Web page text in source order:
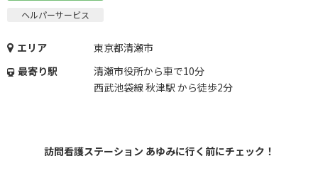
ヘルパーサービス
エリア
東京都清瀬市
最寄り駅
清瀬市役所から車で10分
西武池袋線 秋津駅 から徒歩2分
訪問看護ステーション あゆみに行く前にチェック！